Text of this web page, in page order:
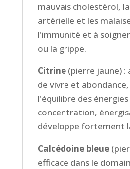
mauvais cholestérol,
artérielle et les
l'immunité et à
ou la grippe.
Citrine(pierre jaune) :
de vivre et
l'équilibre des énergies
concentration,
développe fortement
Calcédoine bleue
efficace dans le